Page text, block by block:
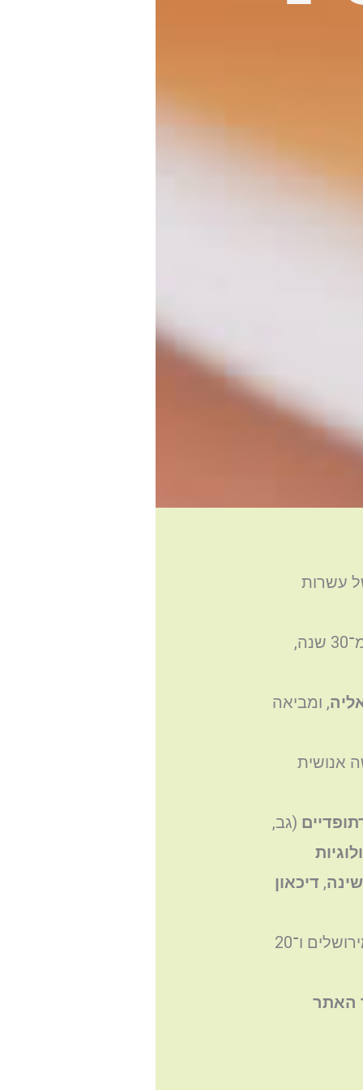
עשרות
, עם ניסיון קליני של למעלה מ־30 שנה,
, ומביאה
אנושית
(גב,
, דיכאון
הקליניקה ממוקמת ביישוב נוה אילן, במרחק של כ־10 דקות ממבשרת ציון, 20 דקות מירושלים ו־20